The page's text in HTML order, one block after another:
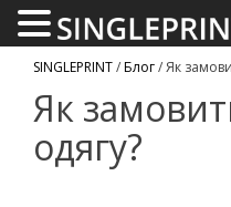
SINGLEPRINT/Блог/Як
Як
одягу?